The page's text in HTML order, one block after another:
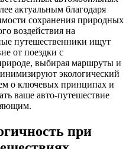
актуальным благодаря
сохранения природных
воздействия на
путешественники ищут
от поездки с
выбирая маршруты и
экологический
о ключевых принципах и
ваше авто-путешествие
при